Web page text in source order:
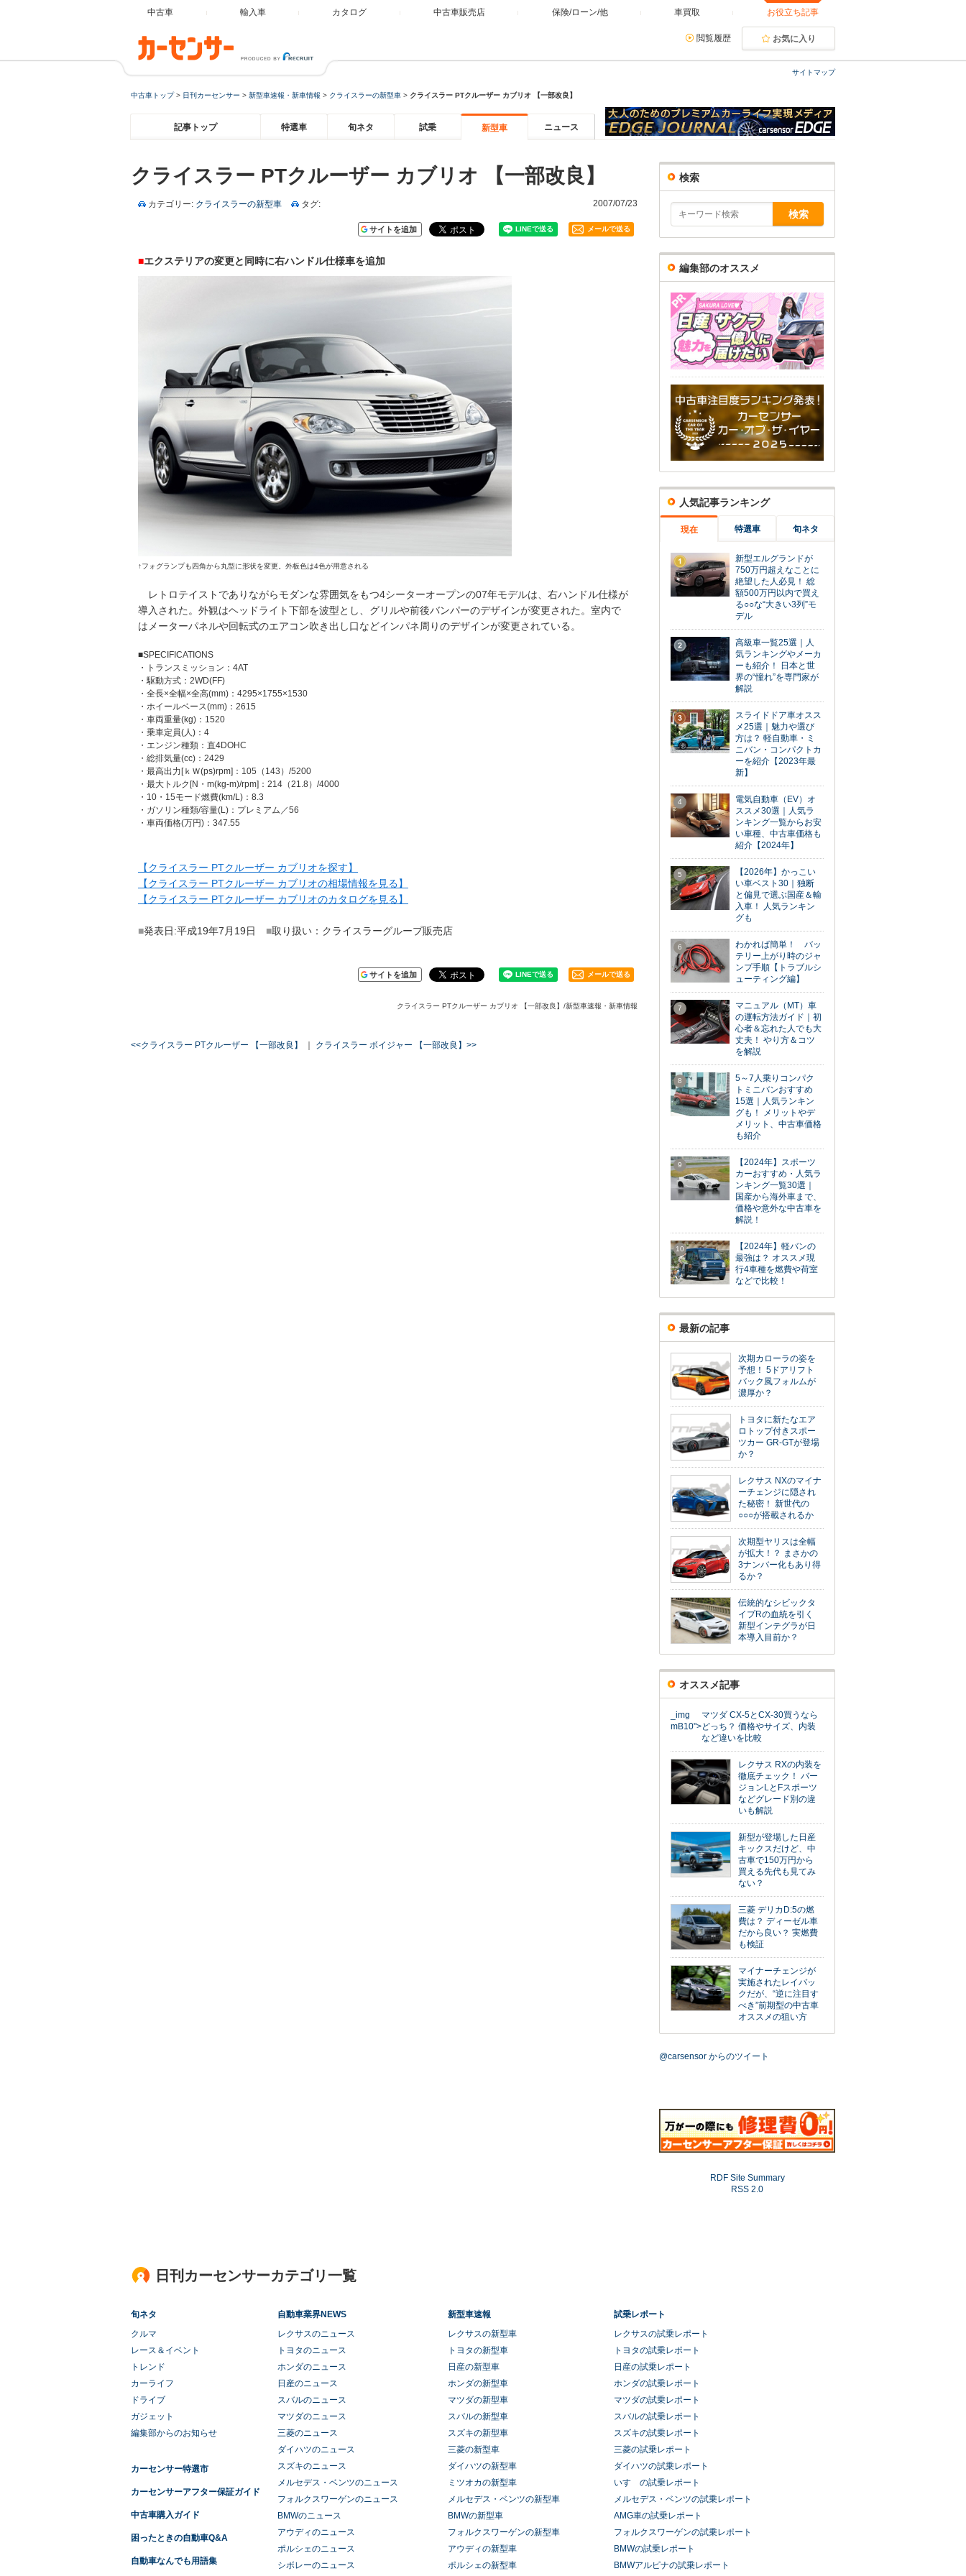
中古車 輸入車 カタログ 中古車販売店 保険/ローン/他 車買取 お役立ち記事
閲覧履歴 お気に入り
サイトマップ
中古車トップ> 日刊カーセンサー > 新型車速報・新車情報 > クライスラーの新型車 > クライスラー PTクルーザー カブリオ 【一部改良】
記事トップ 特選車 旬ネタ 試乗 新型車 ニュース
クライスラー PTクルーザー カブリオ 【一部改良】
カテゴリー: クライスラーの新型車 タグ: 2007/07/23
サイトを追加 メールで送る
■エクステリアの変更と同時に右ハンドル仕様車を追加
↑フォグランプも四角から丸型に形状を変更。外板色は4色が用意される
レトロテイストでありながらモダンな雰囲気をもつ4シーターオープンの07年モデルは、右ハンドル仕様が
導入された。外観はヘッドライト下部を波型とし、グリルや前後バンパーのデザインが変更された。室内で
はメーターパネルや回転式のエアコン吹き出し口などインパネ周りのデザインが変更されている。
■SPECIFICATIONS
・トランスミッション：4AT
・駆動方式：2WD(FF)
・全長×全幅×全高(mm)：4295×1755×1530
・ホイールベース(mm)：2615
・車両重量(kg)：1520
・乗車定員(人)：4
・エンジン種類：直4DOHC
・総排気量(cc)：2429
・最高出力[ｋＷ(ps)rpm]：105（143）/5200
・最大トルク[N・m(kg-m)/rpm]：214（21.8）/4000
・10・15モード燃費(km/L)：8.3
・ガソリン種類/容量(L)：プレミアム／56
・車両価格(万円)：347.55
【クライスラー PTクルーザー カブリオを探す】
【クライスラー PTクルーザー カブリオの相場情報を見る】
【クライスラー PTクルーザー カブリオのカタログを見る】
■発表日:平成19年7月19日 ■取り扱い：クライスラーグループ販売店
サイトを追加 メールで送る
クライスラー PTクルーザー カブリオ 【一部改良】/新型車速報・新車情報
<<クライスラー PTクルーザー 【一部改良】 クライスラー ボイジャー 【一部改良】>>
検索
編集部のオススメ
人気記事ランキング
現在 特選車 旬ネタ
1
新型エルグランドが
750万円超えなことに
絶望した人必見！ 総
額500万円以内で買え
る○○な“大きい3列”モ
デル
2
高級車一覧25選｜人
気ランキングやメーカ
ーも紹介！ 日本と世
界の“憧れ”を専門家が
解説
3
スライドドア車オスス
メ25選｜魅力や選び
方は？ 軽自動車・ミ
ニバン・コンパクトカ
ーを紹介【2023年最
新】
4
電気自動車（EV）オ
ススメ30選｜人気ラ
ンキング一覧からお安
い車種、中古車価格も
紹介【2024年】
5
【2026年】かっこい
い車ベスト30｜独断
と偏見で選ぶ国産＆輸
入車！ 人気ランキン
グも
6
わかれば簡単！ バッ
テリー上がり時のジャ
ンプ手順【トラブルシ
ューティング編】
7
マニュアル（MT）車
の運転方法ガイド｜初
心者＆忘れた人でも大
丈夫！ やり方＆コツ
を解説
8
5～7人乗りコンパク
トミニバンおすすめ
15選｜人気ランキン
グも！ メリットやデ
メリット、中古車価格
も紹介
9
【2024年】スポーツ
カーおすすめ・人気ラ
ンキング一覧30選｜
国産から海外車まで、
価格や意外な中古車を
解説！
10
【2024年】軽バンの
最強は？ オススメ現
行4車種を燃費や荷室
などで比較！
最新の記事
次期カローラの姿を
予想！ 5ドアリフト
バック風フォルムが
濃厚か？
トヨタに新たなエア
ロトップ付きスポー
ツカー GR-GTが登場
か？
レクサス NXのマイナ
ーチェンジに隠され
た秘密！ 新世代の
○○○が搭載されるか
次期型ヤリスは全幅
が拡大！？ まさかの
3ナンバー化もあり得
るか？
伝統的なシビックタ
イプRの血統を引く
新型インテグラが日
本導入目前か？
オススメ記事
_img
mB10">
マツダ CX-5とCX-30買うなら
どっち？ 価格やサイズ、内装
など違いを比較
レクサス RXの内装を
徹底チェック！ バー
ジョンLとFスポーツ
などグレード別の違
いも解説
新型が登場した日産
キックスだけど、中
古車で150万円から
買える先代も見てみ
ない？
三菱 デリカD:5の燃
費は？ ディーゼル車
だから良い？ 実燃費
も検証
マイナーチェンジが
実施されたレイバッ
クだが、“逆に注目す
べき”前期型の中古車
オススメの狙い方
@carsensor からのツイート
RDF Site Summary
RSS 2.0
日刊カーセンサーカテゴリ一覧
旬ネタ
クルマ
レース＆イベント
トレンド
カーライフ
ドライブ
ガジェット
編集部からのお知らせ
カーセンサー特選市
カーセンサーアフター保証ガイド
中古車購入ガイド
困ったときの自動車Q&A
自動車なんでも用語集
自動車業界NEWS
レクサスのニュース
トヨタのニュース
ホンダのニュース
日産のニュース
スバルのニュース
マツダのニュース
三菱のニュース
ダイハツのニュース
スズキのニュース
メルセデス・ベンツのニュース
フォルクスワーゲンのニュース
BMWのニュース
アウディのニュース
ポルシェのニュース
シボレーのニュース
新型車速報
レクサスの新型車
トヨタの新型車
日産の新型車
ホンダの新型車
マツダの新型車
スバルの新型車
スズキの新型車
三菱の新型車
ダイハツの新型車
ミツオカの新型車
メルセデス・ベンツの新型車
BMWの新型車
フォルクスワーゲンの新型車
アウディの新型車
ポルシェの新型車
試乗レポート
レクサスの試乗レポート
トヨタの試乗レポート
日産の試乗レポート
ホンダの試乗レポート
マツダの試乗レポート
スバルの試乗レポート
スズキの試乗レポート
三菱の試乗レポート
ダイハツの試乗レポート
いすゞの試乗レポート
メルセデス・ベンツの試乗レポート
AMG車の試乗レポート
フォルクスワーゲンの試乗レポート
BMWの試乗レポート
BMWアルピナの試乗レポート